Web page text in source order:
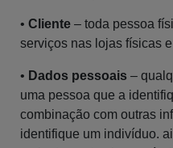
• Cliente – toda pessoa
serviços nas lojas físicas
• Dados pessoais –
uma pessoa que a
combinação com outras
identifique um indivíduo.